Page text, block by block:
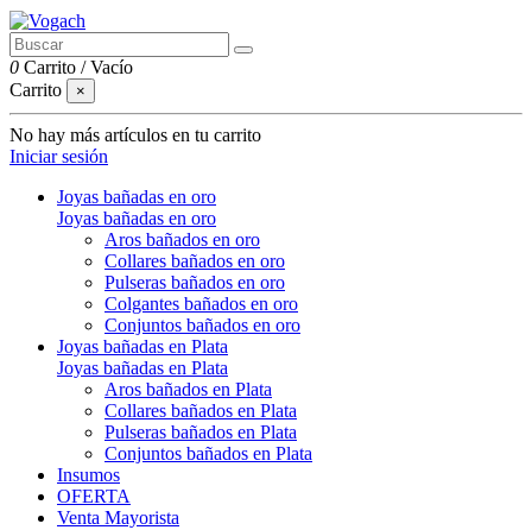
0 Carrito /Vacío
Carrito
×
No hay más artículos en tu carrito
Iniciar sesión
Joyas bañadas en oro
Joyas bañadas en oro
Aros bañados en oro
Collares bañados en oro
Pulseras bañados en oro
Colgantes bañados en oro
Conjuntos bañados en oro
Joyas bañadas en Plata
Joyas bañadas en Plata
Aros bañados en Plata
Collares bañados en Plata
Pulseras bañados en Plata
Conjuntos bañados en Plata
Insumos
OFERTA
Venta Mayorista